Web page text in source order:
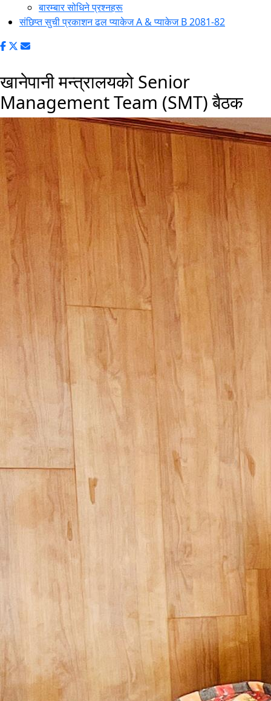
बारम्बार सोधिने प्रश्नहरू
संछिप्त सुची प्रकाशन ढल प्याकेज A & प्याकेज B 2081-82
खानेपानी मन्त्रालयको Senior
Management Team (SMT) बैठक